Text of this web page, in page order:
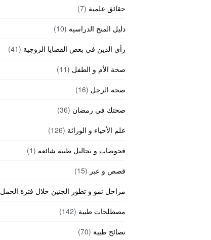
حقائق علمية (7)
دليل المنح الدراسية (10)
رأي الدين في بعض القضايا الزوجية (41)
صحة الأم و الطفل (11)
صحة الرجل (16)
صحتك في رمضان (36)
علم الأحياء و الوراثة (126)
فحوصات و تحاليل طبية شائعه (1)
قصص و عبر (15)
مراحل نمو و تطور الجنين خلال فترة الحمل
مصطلحات طبية (142)
نصائح طبية (70)